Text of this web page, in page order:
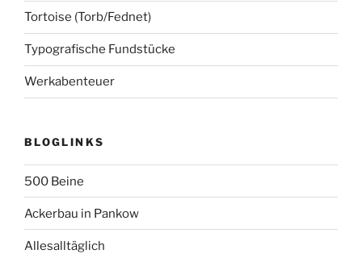
Tortoise (Torb/Fednet)
Typografische Fundstücke
Werkabenteuer
BLOGLINKS
500 Beine
Ackerbau in Pankow
Allesalltäglich